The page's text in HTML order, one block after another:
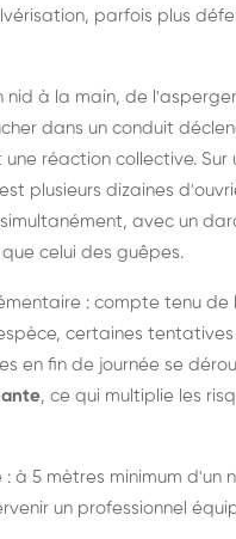
parfois plus
nid à la main, de
dans un conduit
réaction collective. Sur
plusieurs dizaines
avec un
celui des guêpes.
: compte tenu de
certaines
en fin de journée se
, ce qui multiplie les
: à 5 mètres minimum d'un
un professionnel